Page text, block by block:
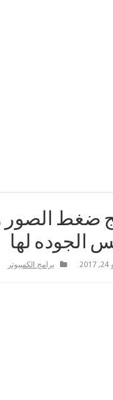
ضغط الصور
الجوده لها
برامج الكمبيوتر